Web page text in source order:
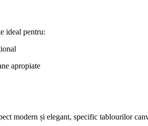
ideal pentru:
apropiate
modern și elegant, specific tablourilor